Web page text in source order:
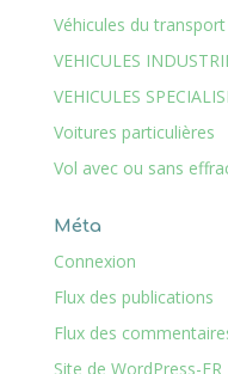
Véhicules du transport
VEHICULES
VEHICULES
Voitures particulières
Vol avec ou sans
Méta
Connexion
Flux des publications
Flux des
Site de WordPress-FR